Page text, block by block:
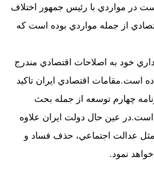
در مواردي با رئيس جمهور اختلاف
از جمله مواردي بوده است كه
خود به اصلاحات اقتصادي مندرج
20 ساله را نشان داده است.مقامات اقتصادي ايران تاكيد
چهارم توسعه از جمله بحث
عين حال دولت ايران علاوه
مثل عدالت اجتماعي، حذف فساد و
نمود.